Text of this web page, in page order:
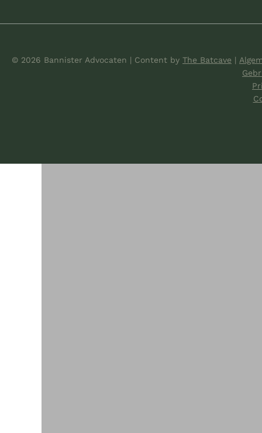
© 2026 Bannister Advocaten | Content by The Batcave |